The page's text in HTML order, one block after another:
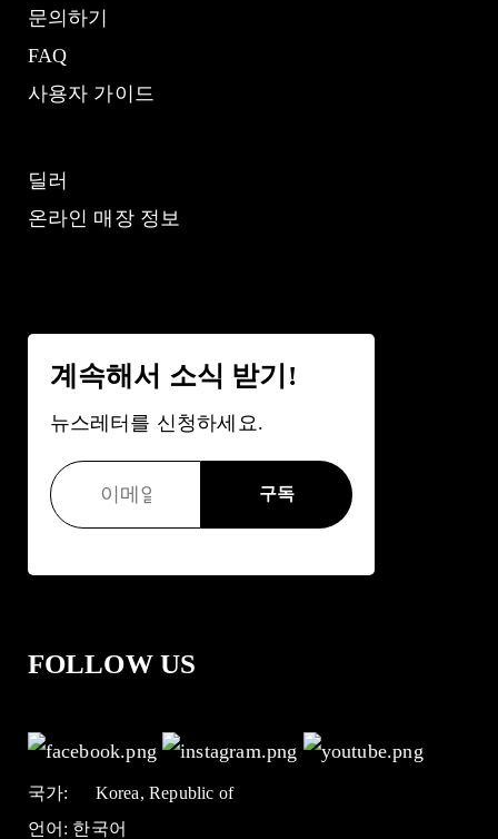
문의하기
FAQ
사용자 가이드
딜러
온라인 매장 정보
계속해서 소식 받기!
뉴스레터를 신청하세요.
FOLLOW US
국가:
Korea, Republic of
언어: 한국어